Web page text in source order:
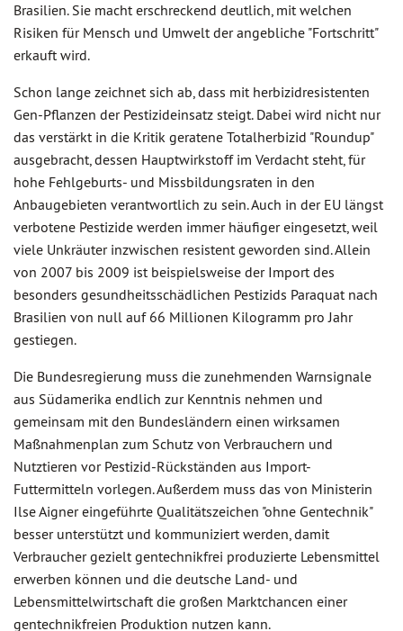
Brasilien. Sie macht erschreckend deutlich, mit welchen
Risiken für Mensch und Umwelt der angebliche "Fortschritt"
erkauft wird.
Schon lange zeichnet sich ab, dass mit herbizidresistenten
Gen-Pflanzen der Pestizideinsatz steigt. Dabei wird nicht nur
das verstärkt in die Kritik geratene Totalherbizid "Roundup"
ausgebracht, dessen Hauptwirkstoff im Verdacht steht, für
hohe Fehlgeburts- und Missbildungsraten in den
Anbaugebieten verantwortlich zu sein. Auch in der EU längst
verbotene Pestizide werden immer häufiger eingesetzt, weil
viele Unkräuter inzwischen resistent geworden sind. Allein
von 2007 bis 2009 ist beispielsweise der Import des
besonders gesundheitsschädlichen Pestizids Paraquat nach
Brasilien von null auf 66 Millionen Kilogramm pro Jahr
gestiegen.
Die Bundesregierung muss die zunehmenden Warnsignale
aus Südamerika endlich zur Kenntnis nehmen und
gemeinsam mit den Bundesländern einen wirksamen
Maßnahmenplan zum Schutz von Verbrauchern und
Nutztieren vor Pestizid-Rückständen aus Import-
Futtermitteln vorlegen. Außerdem muss das von Ministerin
Ilse Aigner eingeführte Qualitätszeichen "ohne Gentechnik"
besser unterstützt und kommuniziert werden, damit
Verbraucher gezielt gentechnikfrei produzierte Lebensmittel
erwerben können und die deutsche Land- und
Lebensmittelwirtschaft die großen Marktchancen einer
gentechnikfreien Produktion nutzen kann.